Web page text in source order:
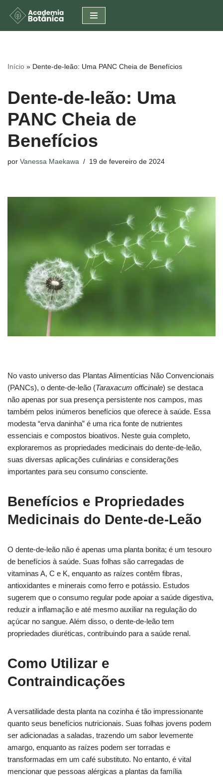
Pular
conteúdo
Início » Dente-de-leão: Uma PANC Cheia de Benefícios
Dente-de-leão: Uma
PANC Cheia de
Benefícios
por Vanessa Maekawa 19 de fevereiro de 2024
No vasto universo das Plantas Alimentícias Não Convencionais
(PANCs), o dente-de-leão (Taraxacum officinale) se destaca
não apenas por sua presença persistente nos campos, mas
também pelos inúmeros benefícios que oferece à saúde. Essa
modesta “erva daninha” é uma rica fonte de nutrientes
essenciais e compostos bioativos. Neste guia completo,
exploraremos as propriedades medicinais do dente-de-leão,
suas diversas aplicações culinárias e considerações
importantes para seu consumo consciente.
Benefícios e Propriedades
Medicinais do Dente-de-Leão
O dente-de-leão não é apenas uma planta bonita; é um tesouro
de benefícios à saúde. Suas folhas são carregadas de
vitaminas A, C e K, enquanto as raízes contêm fibras,
antioxidantes e minerais como ferro e potássio. Estudos
sugerem que o consumo regular pode apoiar a saúde digestiva,
reduzir a inflamação e até mesmo auxiliar na regulação do
açúcar no sangue. Além disso, o dente-de-leão tem
propriedades diuréticas, contribuindo para a saúde renal.
Como Utilizar e
Contraindicações
A versatilidade desta planta na cozinha é tão impressionante
quanto seus benefícios nutricionais. Suas folhas jovens podem
ser adicionadas a saladas, trazendo um sabor levemente
amargo, enquanto as raízes podem ser torradas e
transformadas em um café substituto. No entanto, é vital
mencionar que pessoas alérgicas a plantas da família